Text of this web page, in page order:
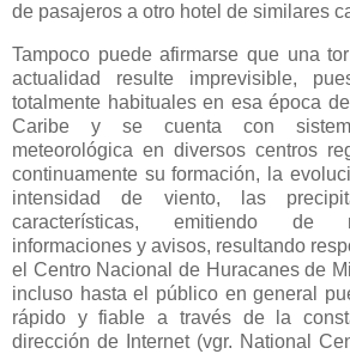
de pasajeros a otro hotel de similares
Tampoco puede afirmarse que una
actualidad resulte imprevisible,
totalmente habituales en esa época
Caribe y se cuenta con
meteorológica en diversos centros
continuamente su formación, la
intensidad de viento, las
características, emitiendo de
informaciones y avisos, resultando
el Centro Nacional de Huracanes de
incluso hasta el público en general
rápido y fiable a través de la
dirección de Internet (vgr. National